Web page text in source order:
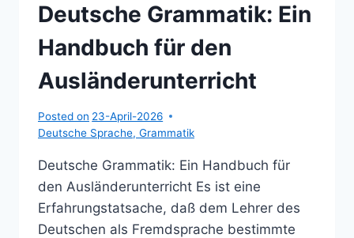
C2)
Deutsche Grammatik: Ein
Handbuch für den
Ausländerunterricht
Posted on 23-April-2026
Deutsche Sprache, Grammatik
Deutsche Grammatik: Ein Handbuch für
den Ausländerunterricht Es ist eine
Erfahrungstatsache, daß dem Lehrer des
Deutschen als Fremdsprache bestimmte